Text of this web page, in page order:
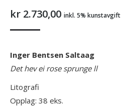
kr 2.730,00 inkl. 5% kunstavgift
Inger Bentsen Saltaag
Det hev ei rose sprunge ll
Litografi
Opplag: 38 eks.